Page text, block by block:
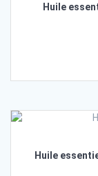
Huile
Huile